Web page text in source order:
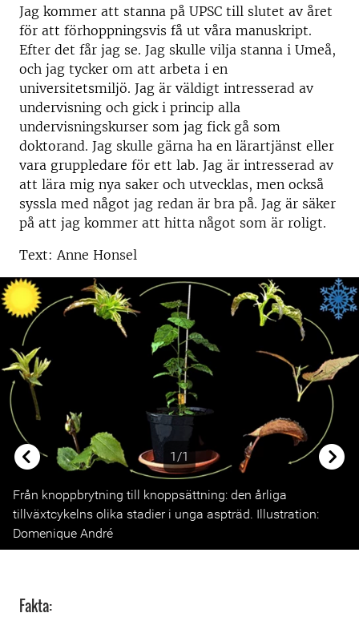
Jag kommer att stanna på UPSC till slutet av året
för att förhoppningsvis få ut våra manuskript.
Efter det får jag se. Jag skulle vilja stanna i Umeå,
och jag tycker om att arbeta i en
universitetsmiljö. Jag är väldigt intresserad av
undervisning och gick i princip alla
undervisningskurser som jag fick gå som
doktorand. Jag skulle gärna ha en lärartjänst eller
vara gruppledare för ett lab. Jag är intresserad av
att lära mig nya saker och utvecklas, men också
syssla med något jag redan är bra på. Jag är säker
på att jag kommer att hitta något som är roligt.
Text: Anne Honsel
1/1
Previous
Från knoppbrytning till knoppsättning: den årliga
tillväxtcykelns olika stadier i unga aspträd. Illustration:
Domenique André
Fakta: